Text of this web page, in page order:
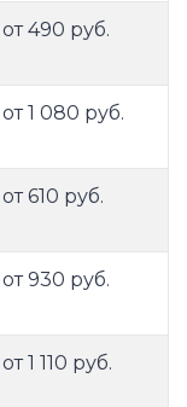
от 490 руб.
от 1 080 руб.
от 610 руб.
от 930 руб.
от 1 110 руб.